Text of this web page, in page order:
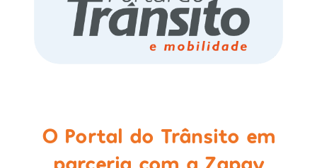
O Portal do Trânsito em
parceria com a Zapay